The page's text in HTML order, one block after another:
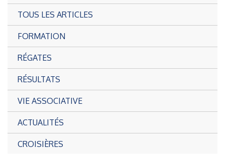
TOUS LES ARTICLES
FORMATION
RÉGATES
RÉSULTATS
VIE ASSOCIATIVE
ACTUALITÉS
CROISIÈRES